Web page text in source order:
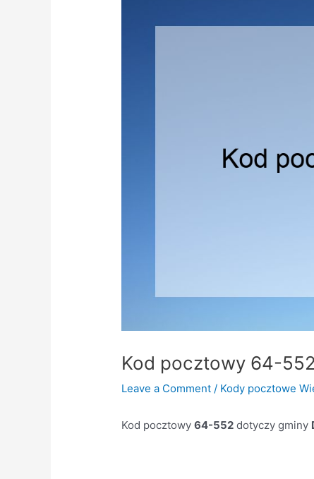
Kod pocztowy 64-552
Leave a Comment / Kody pocztowe
Kod pocztowy64-552 dotyczy gminy